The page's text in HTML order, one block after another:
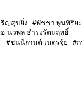
ญสุขยิ่ง
พัชชา พูนพิริยะ
อ-นวพล ธำรงรัตนฤทธิ์
ชนนิกานต์ เนตรจุ้ย